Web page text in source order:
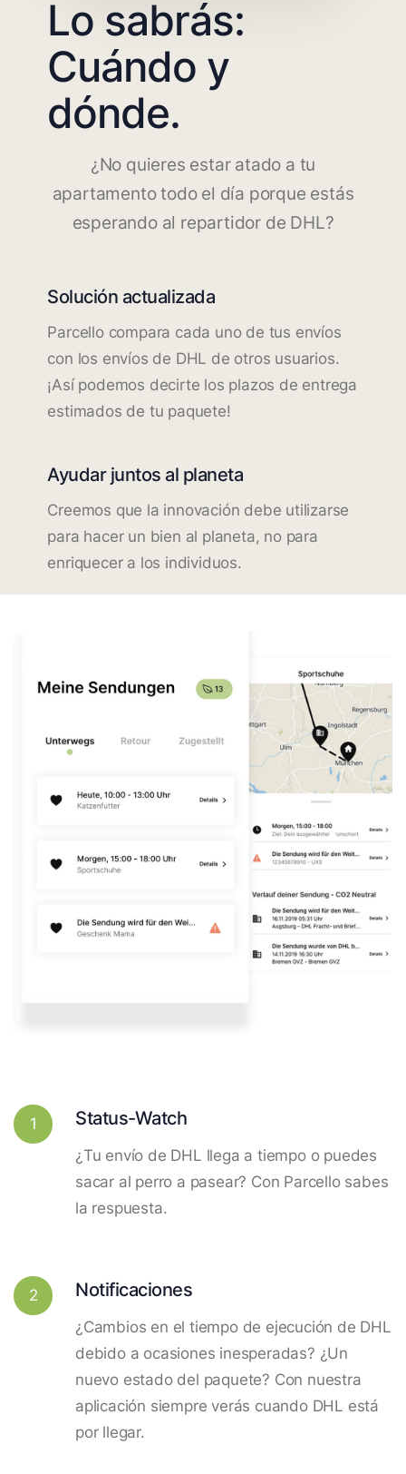
Lo sabrás:
Cuándo y
dónde.
¿No quieres estar atado a tu
apartamento todo el día porque estás
esperando al repartidor de DHL?
Solución actualizada
Parcello compara cada uno de tus envíos
con los envíos de DHL de otros usuarios.
¡Así podemos decirte los plazos de entrega
estimados de tu paquete!
Ayudar juntos al planeta
Creemos que la innovación debe utilizarse
para hacer un bien al planeta, no para
enriquecer a los individuos.
1 Status-Watch
¿Tu envío de DHL llega a tiempo o puedes
sacar al perro a pasear? Con Parcello sabes
la respuesta.
2 Notificaciones
¿Cambios en el tiempo de ejecución de DHL
debido a ocasiones inesperadas? ¿Un
nuevo estado del paquete? Con nuestra
aplicación siempre verás cuando DHL está
por llegar.